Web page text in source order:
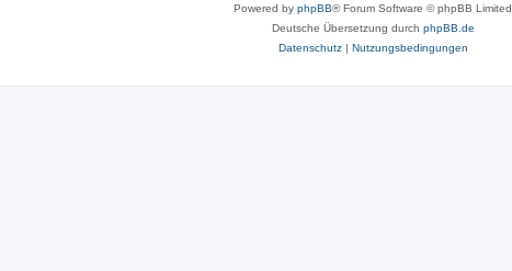
Powered by phpBB® Forum Software © phpBB Limited
Deutsche Übersetzung durch phpBB.de
Datenschutz| Nutzungsbedingungen